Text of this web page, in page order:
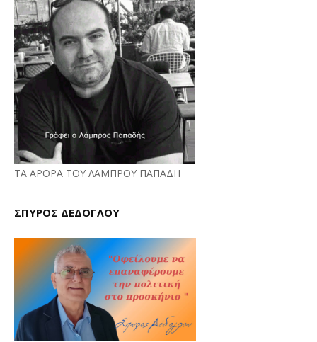
ΤΑ ΑΡΘΡΑ ΤΟΥ ΛΑΜΠΡΟΥ ΠΑΠΑΔΗ
ΣΠΥΡΟΣ ΔΕΔΟΓΛΟΥ